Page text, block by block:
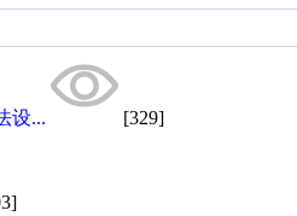
设... [329]